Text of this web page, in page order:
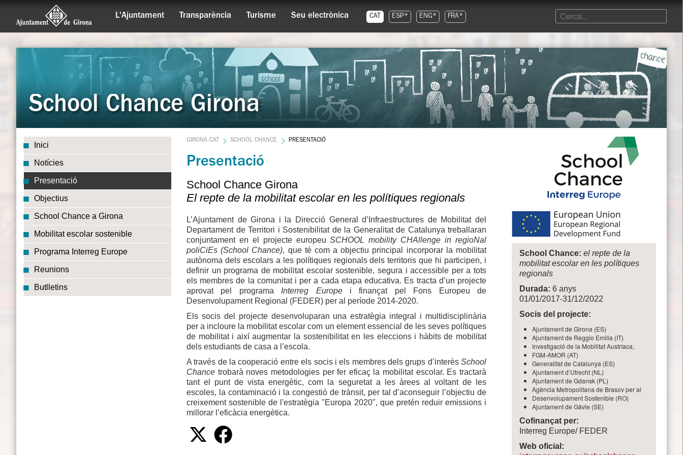
L'Ajuntament Transparència Turisme Seu electrònica CAT ESP* ENG* FRA*
School Chance Girona
Inici
Notícies
Presentació
Objectius
School Chance a Girona
Mobilitat escolar sostenible
Programa Interreg Europe
Reunions
Butlletins
GIRONA.CAT SCHOOL CHANCE PRESENTACIÓ
Presentació
School Chance Girona
El repte de la mobilitat escolar en les polítiques regionals
L’Ajuntament de Girona i la Direcció General d’Infraestructures de Mobilitat del
Departament de Territori i Sostenibilitat de la Generalitat de Catalunya treballaran
conjuntament en el projecte europeuSCHOOL mobility CHAllenge in regioNal
poliCiEs (School Chance), que té com a objectiu principal incorporar la mobilitat
autònoma dels escolars a les polítiques regionals dels territoris que hi participen, i
definir un programa de mobilitat escolar sostenible, segura i accessible per a tots
els membres de la comunitat i per a cada etapa educativa. Es tracta d’un projecte
aprovat pel programa Interreg Europei finançat pel Fons Europeu de
Desenvolupament Regional (FEDER) per al període 2014-2020.
Els socis del projecte desenvoluparan una estratègia integral i multidisciplinària
per a incloure la mobilitat escolar com un element essencial de les seves polítiques
de mobilitat i així augmentar la sostenibilitat en les eleccions i hàbits de mobilitat
dels estudiants de casa a l’escola.
A través de la cooperació entre els socis i els membres dels grups d’interès School
Chance trobarà noves metodologies per fer eficaç la mobilitat escolar. Es tractarà
tant el punt de vista energètic, com la seguretat a les àrees al voltant de les
escoles, la contaminació i la congestió de trànsit, per tal d’aconseguir l’objectiu de
creixement sostenible de l'estratègia "Europa 2020", que pretén reduir emissions i
millorar l’eficàcia energètica.
School Chance: el repte de la
mobilitat escolar en les polítiques
regionals
Durada: 6 anys
01/01/2017-31/12/2022
Socis del projecte:
Ajuntament de Girona (ES)
Ajuntament de Reggio Emilia (IT)
Investigació de la Mobilitat Austríaca,
FGM-AMOR (AT)
Generalitat de Catalunya (ES)
Ajuntament d’Utrecht (NL)
Ajuntament de Gdansk (PL)
Agència Metropolitana de Brasov per al
Desenvolupament Sostenible (RO)
Ajuntament de Gävle (SE)
Cofinançat per:
Interreg Europe/ FEDER
Web oficial: